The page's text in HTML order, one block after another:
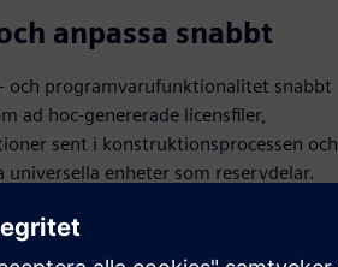
anpassa snabbt
och programvarufunktionalitet snabbt
ad hoc-genererade licensfiler,
sent i konstruktionsprocessen och
universella enheter som reservdelar.